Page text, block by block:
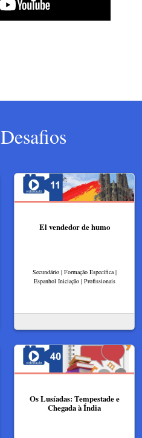
El vendedor de humo
Secundário | Formação Específica |
Espanhol Iniciação | Profissionais
Os Lusíadas: Tempestade e
Chegada à Índia